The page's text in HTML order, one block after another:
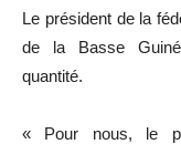
Le président de la
de la Basse
quantité.
« Pour nous, le